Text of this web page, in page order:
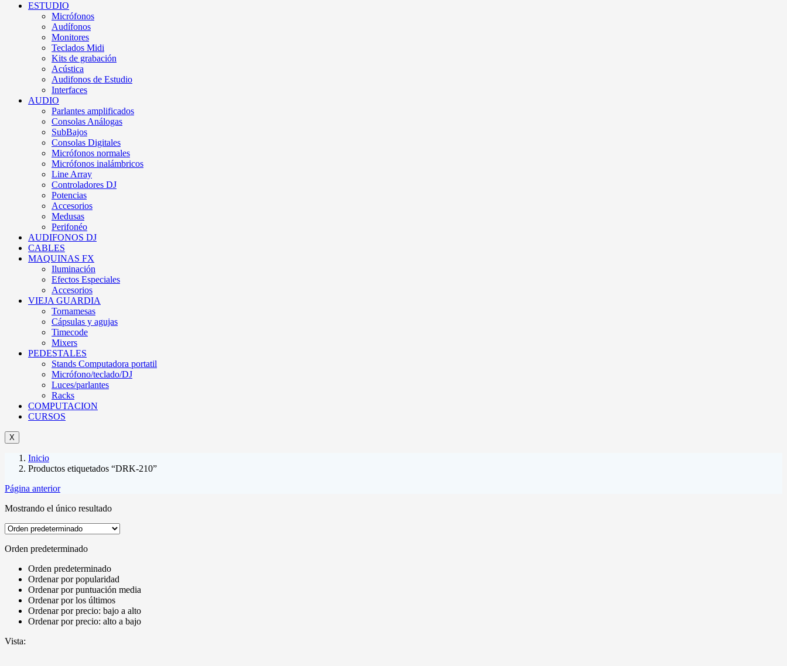
ESTUDIO
Micrófonos
Audífonos
Monitores
Teclados Midi
Kits de grabación
Acústica
Audifonos de Estudio
Interfaces
AUDIO
Parlantes amplificados
Consolas Análogas
SubBajos
Consolas Digitales
Micrófonos normales
Micrófonos inalámbricos
Line Array
Controladores DJ
Potencias
Accesorios
Medusas
Perifonéo
AUDIFONOS DJ
CABLES
MAQUINAS FX
Iluminación
Efectos Especiales
Accesorios
VIEJA GUARDIA
Tornamesas
Cápsulas y agujas
Timecode
Mixers
PEDESTALES
Stands Computadora portatil
Micrófono/teclado/DJ
Luces/parlantes
Racks
COMPUTACION
CURSOS
X
Inicio
Productos etiquetados “DRK-210”
Página anterior
Mostrando el único resultado
Orden predeterminado
Orden predeterminado
Ordenar por popularidad
Ordenar por puntuación media
Ordenar por los últimos
Ordenar por precio: bajo a alto
Ordenar por precio: alto a bajo
Vista: